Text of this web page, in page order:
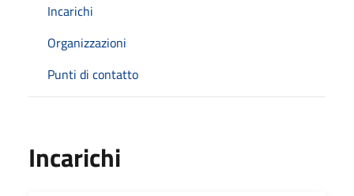
Incarichi
Organizzazioni
Punti di contatto
Incarichi